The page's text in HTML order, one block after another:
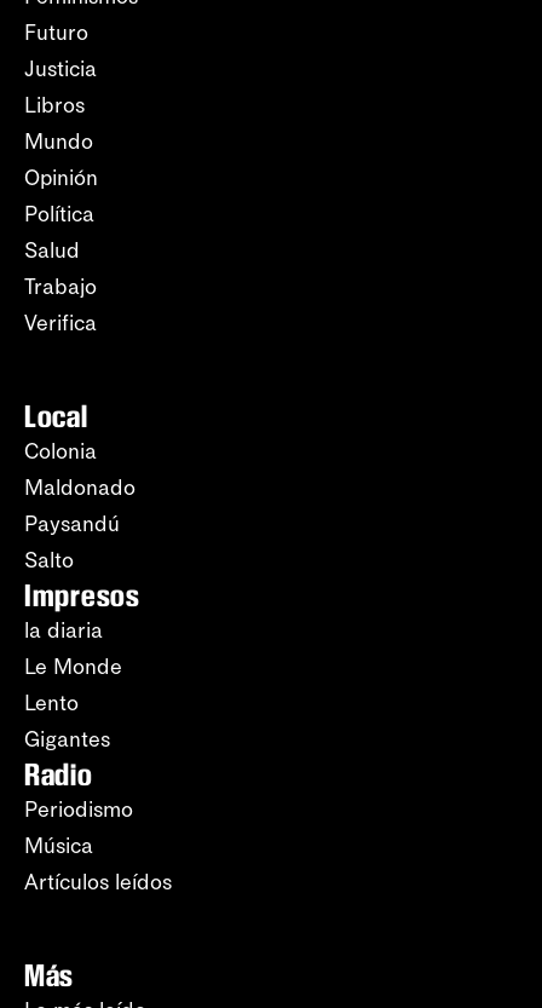
Futuro
Justicia
Libros
Mundo
Opinión
Política
Salud
Trabajo
Verifica
Local
Colonia
Maldonado
Paysandú
Salto
Impresos
la diaria
Le Monde
Lento
Gigantes
Radio
Periodismo
Música
Artículos leídos
Más